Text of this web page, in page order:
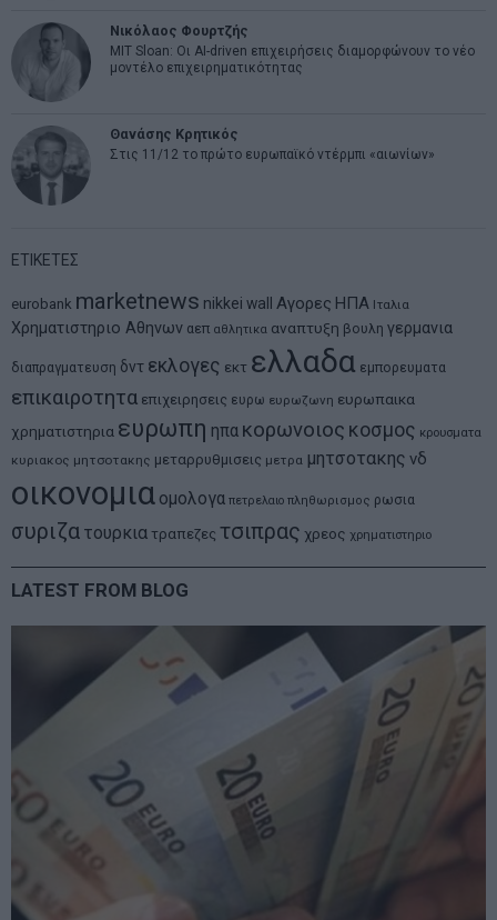
Νικόλαος Φουρτζής
MIT Sloan: Οι AI-driven επιχειρήσεις διαμορφώνουν το νέο
μοντέλο επιχειρηματικότητας
Θανάσης Κρητικός
Στις 11/12 το πρώτο ευρωπαϊκό ντέρμπι «αιωνίων»
ΕΤΙΚΕΤΕΣ
eurobank marketnews nikkei wall Αγορες ΗΠΑ Ιταλια
Χρηματιστηριο Αθηνων αεπ αθλητικα αναπτυξη βουλη γερμανια
διαπραγματευση δντ εκλογες εκτ ελλαδα εμπορευματα
επικαιροτητα επιχειρησεις ευρω ευρωζωνη ευρωπαικα
χρηματιστηρια ευρωπη ηπα κορωνοιος κοσμος κρουσματα
κυριακος μητσοτακης μεταρρυθμισεις μετρα μητσοτακης νδ
οικονομια ομολογα πετρελαιο πληθωρισμος ρωσια
συριζα τουρκια τραπεζες τσιπρας χρεος χρηματιστηριο
LATEST FROM BLOG